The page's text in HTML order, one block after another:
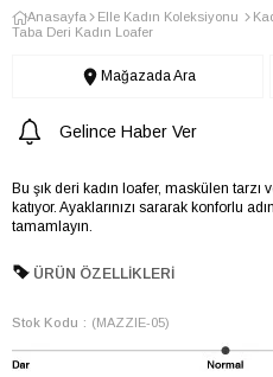
Anasayfa Elle Kadın Koleksiyonu
Taba Deri Kadın Loafer
Mağazada Ara
Gelince Haber Ver
Bu şık deri kadın loafer, maskülen tarzı
katıyor. Ayaklarınızı sararak konforlu
tamamlayın.
ÜRÜN ÖZELLIKLERI
Stok Kodu (MAZZIE-05)